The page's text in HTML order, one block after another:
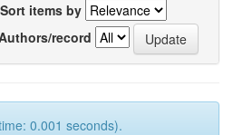
Sort items by
record
0.001 seconds).